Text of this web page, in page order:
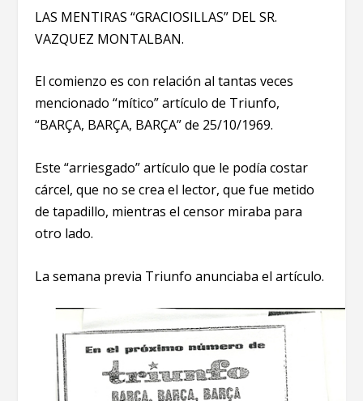
LAS MENTIRAS “GRACIOSILLAS” DEL SR.
VAZQUEZ MONTALBAN.
El comienzo es con relación al tantas veces
mencionado “mítico” artículo de Triunfo,
“BARÇA, BARÇA, BARÇA” de 25/10/1969.
Este “arriesgado” artículo que le podía costar
cárcel, que no se crea el lector, que fue metido
de tapadillo, mientras el censor miraba para
otro lado.
La semana previa Triunfo anunciaba el artículo.